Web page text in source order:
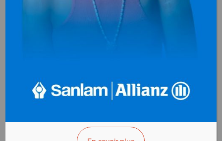
+(241)077 899 621
>>> Vous êtes le propriétaire ?